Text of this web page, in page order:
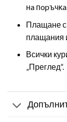
нa
Плащане с
плащания
Всички
„Преглед“.